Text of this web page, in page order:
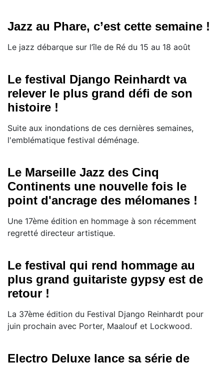
Jazz au Phare, c’est cette semaine !
Le jazz débarque sur l’île de Ré du 15 au 18 août
Le festival Django Reinhardt va
relever le plus grand défi de son
histoire !
Suite aux inondations de ces dernières semaines,
l'emblématique festival déménage.
Le Marseille Jazz des Cinq
Continents une nouvelle fois le
point d'ancrage des mélomanes !
Une 17ème édition en hommage à son récemment
regretté directeur artistique.
Le festival qui rend hommage au
plus grand guitariste gypsy est de
retour !
La 37ème édition du Festival Django Reinhardt pour
juin prochain avec Porter, Maalouf et Lockwood.
Electro Deluxe lance sa série de